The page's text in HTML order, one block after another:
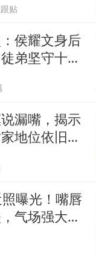
贴
侯耀文身后
弟坚守十九
漏嘴，揭示
地位依旧重
曝光！嘴唇
气场强大身